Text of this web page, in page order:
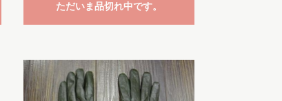
ただいま品切れ中です。